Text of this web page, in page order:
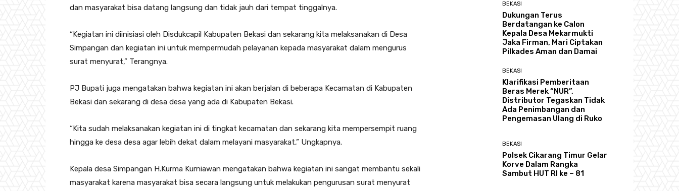
dan masyarakat bisa datang langsung dan tidak jauh dari tempat tinggalnya.
“Kegiatan ini diinisiasi oleh Disdukcapil Kabupaten Bekasi dan sekarang kita melaksanakan di Desa
Simpangan dan kegiatan ini untuk mempermudah pelayanan kepada masyarakat dalam mengurus
surat menyurat,” Terangnya.
PJ Bupati juga mengatakan bahwa kegiatan ini akan berjalan di beberapa Kecamatan di Kabupaten
Bekasi dan sekarang di desa desa yang ada di Kabupaten Bekasi.
“Kita sudah melaksanakan kegiatan ini di tingkat kecamatan dan sekarang kita mempersempit ruang
hingga ke desa desa agar lebih dekat dalam melayani masyarakat,” Ungkapnya.
Kepala desa Simpangan H.Kurma Kurniawan mengatakan bahwa kegiatan ini sangat membantu sekali
masyarakat karena masyarakat bisa secara langsung untuk melakukan pengurusan surat menyurat
BEKASI
Dukungan Terus
Berdatangan ke Calon
Kepala Desa Mekarmukti
Jaka Firman, Mari Ciptakan
Pilkades Aman dan Damai
BEKASI
Klarifikasi Pemberitaan
Beras Merek “NUR”,
Distributor Tegaskan Tidak
Ada Penimbangan dan
Pengemasan Ulang di Ruko
BEKASI
Polsek Cikarang Timur Gelar
Korve Dalam Rangka
Sambut HUT RI ke – 81